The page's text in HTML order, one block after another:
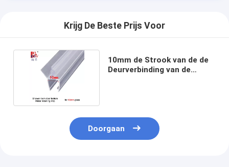
Krijg De Beste Prijs Voor
10mm de Strook van de de
Deurverbinding van de
Doorgaan